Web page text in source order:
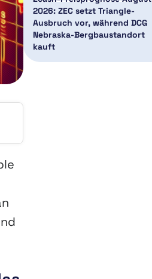
2026: ZEC setzt Triangle-
Ausbruch vor, während DCG
Nebraska-Bergbaustandort
kauft